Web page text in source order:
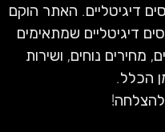
דיגיטליים. האתר הוקם
דיגיטליים שמתאימים
מחירים נוחים, ושירות
הכלל.
להצלחה!